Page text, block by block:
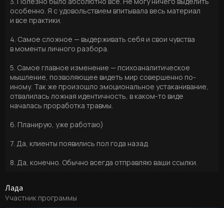
особенно. Я с удовольствием впитывала весь материал
и все практики.
4. Самое сложное — выдерживать себя и свои чувства
в моменты личного разбора.
5. Самое главное изменение — психоаналитическое
мышление, позволяющее видеть мир совершенно по-
иному. Так же произошло эмоциональное устаканивание,
отвалилась ложная идентичность, в каком-то виде
началась проработка травмы.
6. Планирую, уже работаю)
7. Да, клиенты появились пол года назад.
8. Да, конечно. Обычно всегда отправляю ваши ссылки.
Лада
Участник программы